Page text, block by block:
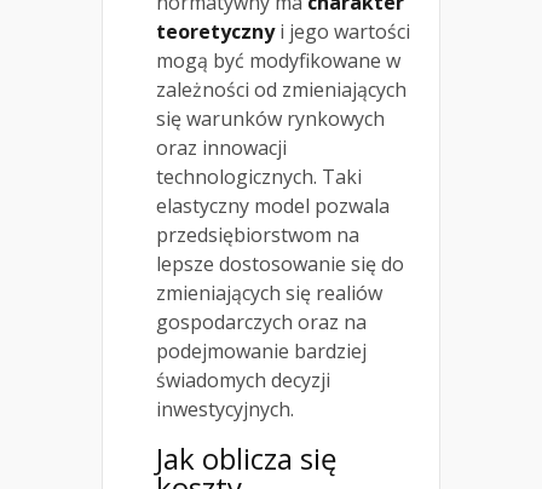
teoretycznyi jego wartości
mogą być modyfikowane w
zależności od zmieniających
się warunków rynkowych
oraz innowacji
technologicznych. Taki
elastyczny model pozwala
przedsiębiorstwom na
lepsze dostosowanie się do
zmieniających się realiów
gospodarczych oraz na
podejmowanie bardziej
świadomych decyzji
inwestycyjnych.
Jak oblicza się